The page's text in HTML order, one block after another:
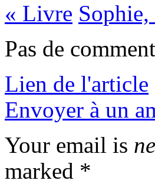
« Livre
Pas de
Lien de l'article
Envoyer à un
Your email is
marked *